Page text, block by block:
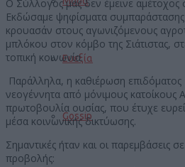
Ευεξία
Gossip
Ο Σύλλογός μας δεν έμεινε αμέτοχος
Εκδώσαμε ψηφίσματα
κρουασάν στους αγωνιζόμενους
μπλόκου στον κόμβο της Σιάτιστας,
τοπική κοινωνία.
Παράλληλα, η καθιέρωση
νεογέννητα από μόνιμους κατοίκους
πρωτοβουλία ουσίας, που έτυχε
μέσα κοινωνικής δικτύωσης.
Σημαντικές ήταν και οι παρεμβάσεις
προβολής: